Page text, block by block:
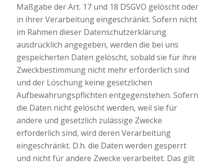
Maßgabe der Art. 17 und 18 DSGVO gelöscht oder
in ihrer Verarbeitung eingeschränkt. Sofern nicht
im Rahmen dieser Datenschutzerklärung
ausdrücklich angegeben, werden die bei uns
gespeicherten Daten gelöscht, sobald sie für ihre
Zweckbestimmung nicht mehr erforderlich sind
und der Löschung keine gesetzlichen
Aufbewahrungspflichten entgegenstehen. Sofern
die Daten nicht gelöscht werden, weil sie für
andere und gesetzlich zulässige Zwecke
erforderlich sind, wird deren Verarbeitung
eingeschränkt. D.h. die Daten werden gesperrt
und nicht für andere Zwecke verarbeitet. Das gilt